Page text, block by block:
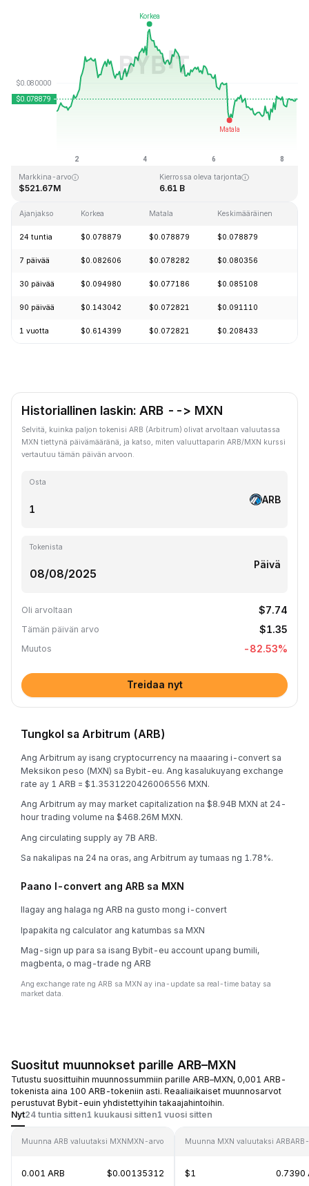
Markkina-arvo
$521.67M
Kierrossa oleva tarjonta
6.61 B
Ajanjakso Korkea Matala Keskimääräinen
24 tuntia $0.078879 $0.078879 $0.078879
7 päivää $0.082606 $0.078282 $0.080356
30 päivää $0.094980 $0.077186 $0.085108
90 päivää $0.143042 $0.072821 $0.091110
1 vuotta $0.614399 $0.072821 $0.208433
Historiallinen laskin: ARB --> MXN
Selvitä, kuinka paljon tokenisi ARB (Arbitrum) olivat arvoltaan valuutassa
MXN tiettynä päivämääränä, ja katso, miten valuuttaparin ARB/MXN kurssi
vertautuu tämän päivän arvoon.
Osta
ARB
Tokenista
Päivä
Oli arvoltaan $7.74
Tämän päivän arvo $1.35
Muutos -82.53%
Treidaa nyt
Tungkol sa Arbitrum (ARB)
Ang Arbitrum ay isang cryptocurrency na maaaring i-convert sa
Meksikon peso (MXN) sa Bybit-eu. Ang kasalukuyang exchange
rate ay 1 ARB = $1.3531220426006556 MXN.
Ang Arbitrum ay may market capitalization na $8.94B MXN at 24-
hour trading volume na $468.26M MXN.
Ang circulating supply ay 7B ARB.
Sa nakalipas na 24 na oras, ang Arbitrum ay tumaas ng 1.78%.
Paano I-convert ang ARB sa MXN
Ilagay ang halaga ng ARB na gusto mong i-convert
Ipapakita ng calculator ang katumbas sa MXN
Mag-sign up para sa isang Bybit-eu account upang bumili,
magbenta, o mag-trade ng ARB
Ang exchange rate ng ARB sa MXN ay ina-update sa real-time batay sa
market data.
Suositut muunnokset parille ARB–MXN
Tutustu suosittuihin muunnossummiin parille ARB–MXN, 0,001 ARB-
tokenista aina 100 ARB-tokeniin asti. Reaaliaikaiset muunnosarvot
perustuvat Bybit-euin yhdistettyihin takaajahintoihin.
Nyt24 tuntia sitten1 kuukausi sitten1 vuosi sitten
Muunna ARB valuutaksi MXNMXN-arvo
0.001 ARB $0.00135312
Muunna MXN valuutaksi ARB
$1 0.7390